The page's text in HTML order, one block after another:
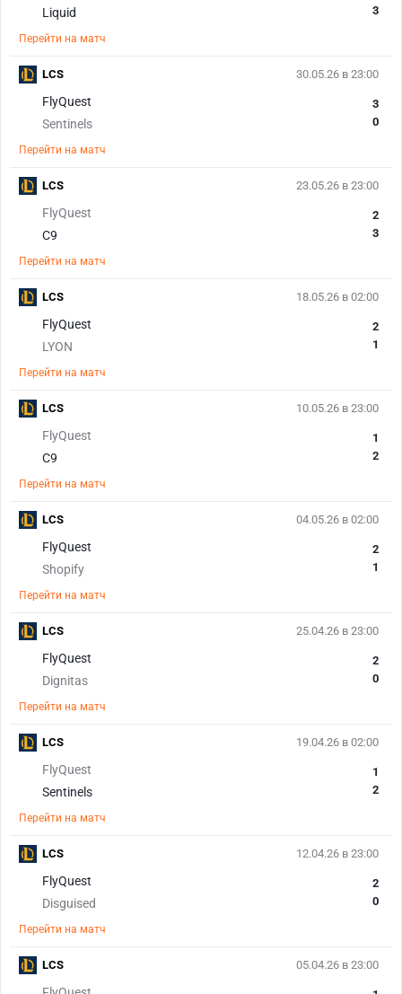
Liquid
3
Перейти на матч
30.05.26 в 23:00
FlyQuest
Sentinels
3
0
Перейти на матч
LCS
23.05.26 в 23:00
FlyQuest
C9
2
3
Перейти на матч
LCS
18.05.26 в 02:00
FlyQuest
LYON
2
1
Перейти на матч
LCS
10.05.26 в 23:00
FlyQuest
C9
1
2
Перейти на матч
LCS
04.05.26 в 02:00
FlyQuest
Shopify
2
1
Перейти на матч
LCS
25.04.26 в 23:00
FlyQuest
Dignitas
2
0
Перейти на матч
LCS
19.04.26 в 02:00
FlyQuest
Sentinels
1
2
Перейти на матч
LCS
12.04.26 в 23:00
FlyQuest
Disguised
2
0
Перейти на матч
LCS
05.04.26 в 23:00
LCS